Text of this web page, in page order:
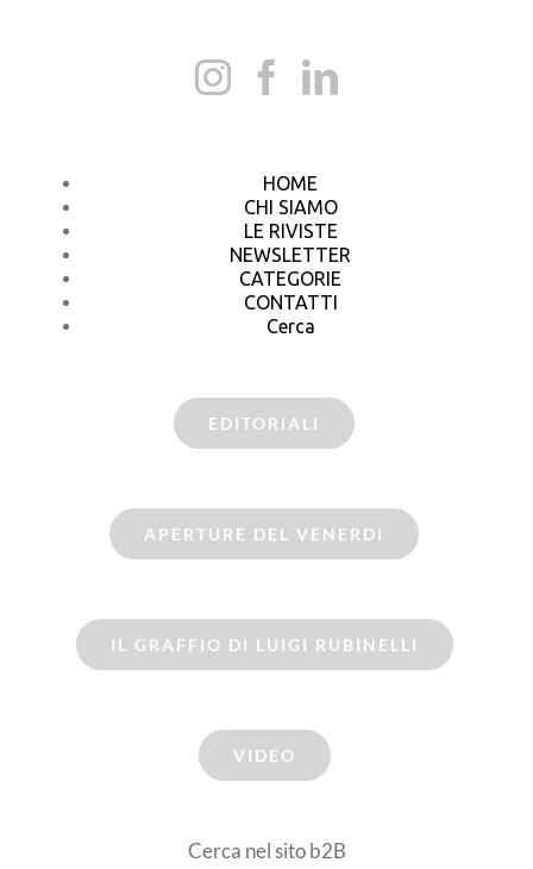
HOME
CHI SIAMO
LE RIVISTE
NEWSLETTER
CATEGORIE
CONTATTI
Cerca
EDITORIALI
APERTURE DEL VENERDI
IL GRAFFIO DI LUIGI RUBINELLI
VIDEO
Cerca nel sito b2B